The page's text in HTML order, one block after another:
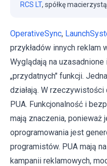
RCS LT, spółkę
OperativeSync,
przykładów innych reklam
Wyglądają na
„przydatnych" funkcji.
działają. W
PUA. Funkcjonalność i
mają znaczenia, ponieważ
oprogramowania jest
programistów. PUA mają
kampanii reklamowych,